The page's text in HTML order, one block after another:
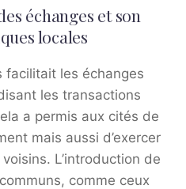
échanges et son
locales
facilitait les échanges
les transactions
a permis aux cités de
mais aussi d’exercer
L’introduction de
comme ceux